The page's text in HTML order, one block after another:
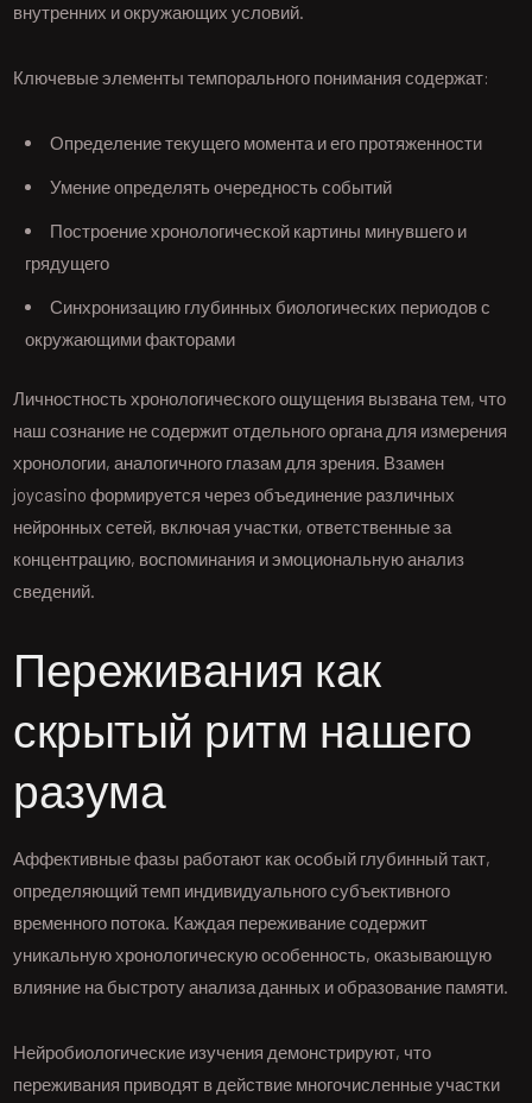
внутренних и окружающих условий.
Ключевые элементы темпорального понимания содержат:
Определение текущего момента и его протяженности
Умение определять очередность событий
Построение хронологической картины минувшего и
грядущего
Синхронизацию глубинных биологических периодов с
окружающими факторами
Личностность хронологического ощущения вызвана тем, что
наш сознание не содержит отдельного органа для измерения
хронологии, аналогичного глазам для зрения. Взамен
joycasino формируется через объединение различных
нейронных сетей, включая участки, ответственные за
концентрацию, воспоминания и эмоциональную анализ
сведений.
Переживания как
скрытый ритм нашего
разума
Аффективные фазы работают как особый глубинный такт,
определяющий темп индивидуального субъективного
временного потока. Каждая переживание содержит
уникальную хронологическую особенность, оказывающую
влияние на быстроту анализа данных и образование памяти.
Нейробиологические изучения демонстрируют, что
переживания приводят в действие многочисленные участки